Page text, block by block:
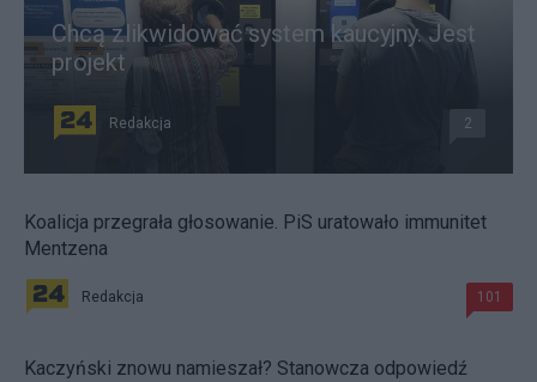
Chcą zlikwidować system kaucyjny. Jest
projekt
Redakcja 2
Koalicja przegrała głosowanie. PiS uratowało immunitet
Mentzena
Redakcja 101
Kaczyński znowu namieszał? Stanowcza odpowiedź